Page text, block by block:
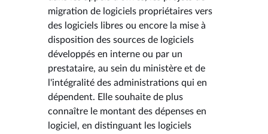
migration de logiciels propriétaires vers
des logiciels libres ou encore la mise à
disposition des sources de logiciels
développés en interne ou par un
prestataire, au sein du ministère et de
l'intégralité des administrations qui en
dépendent. Elle souhaite de plus
connaître le montant des dépenses en
logiciel, en distinguant les logiciels